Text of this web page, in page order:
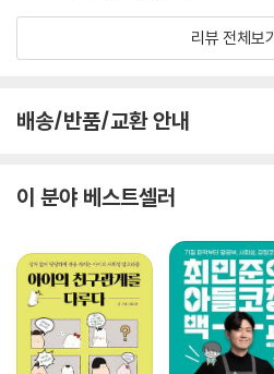
시절 우리 아이의 재능이 무엇인지 찾아
리뷰 전체보기
배송/반품/교환 안내
이 분야 베스트셀러